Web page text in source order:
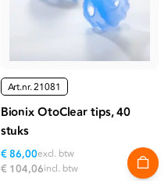
Art.nr.21081
Bionix OtoClear tips, 40
stuks
€ 86,00excl. btw
€ 104,06incl. btw